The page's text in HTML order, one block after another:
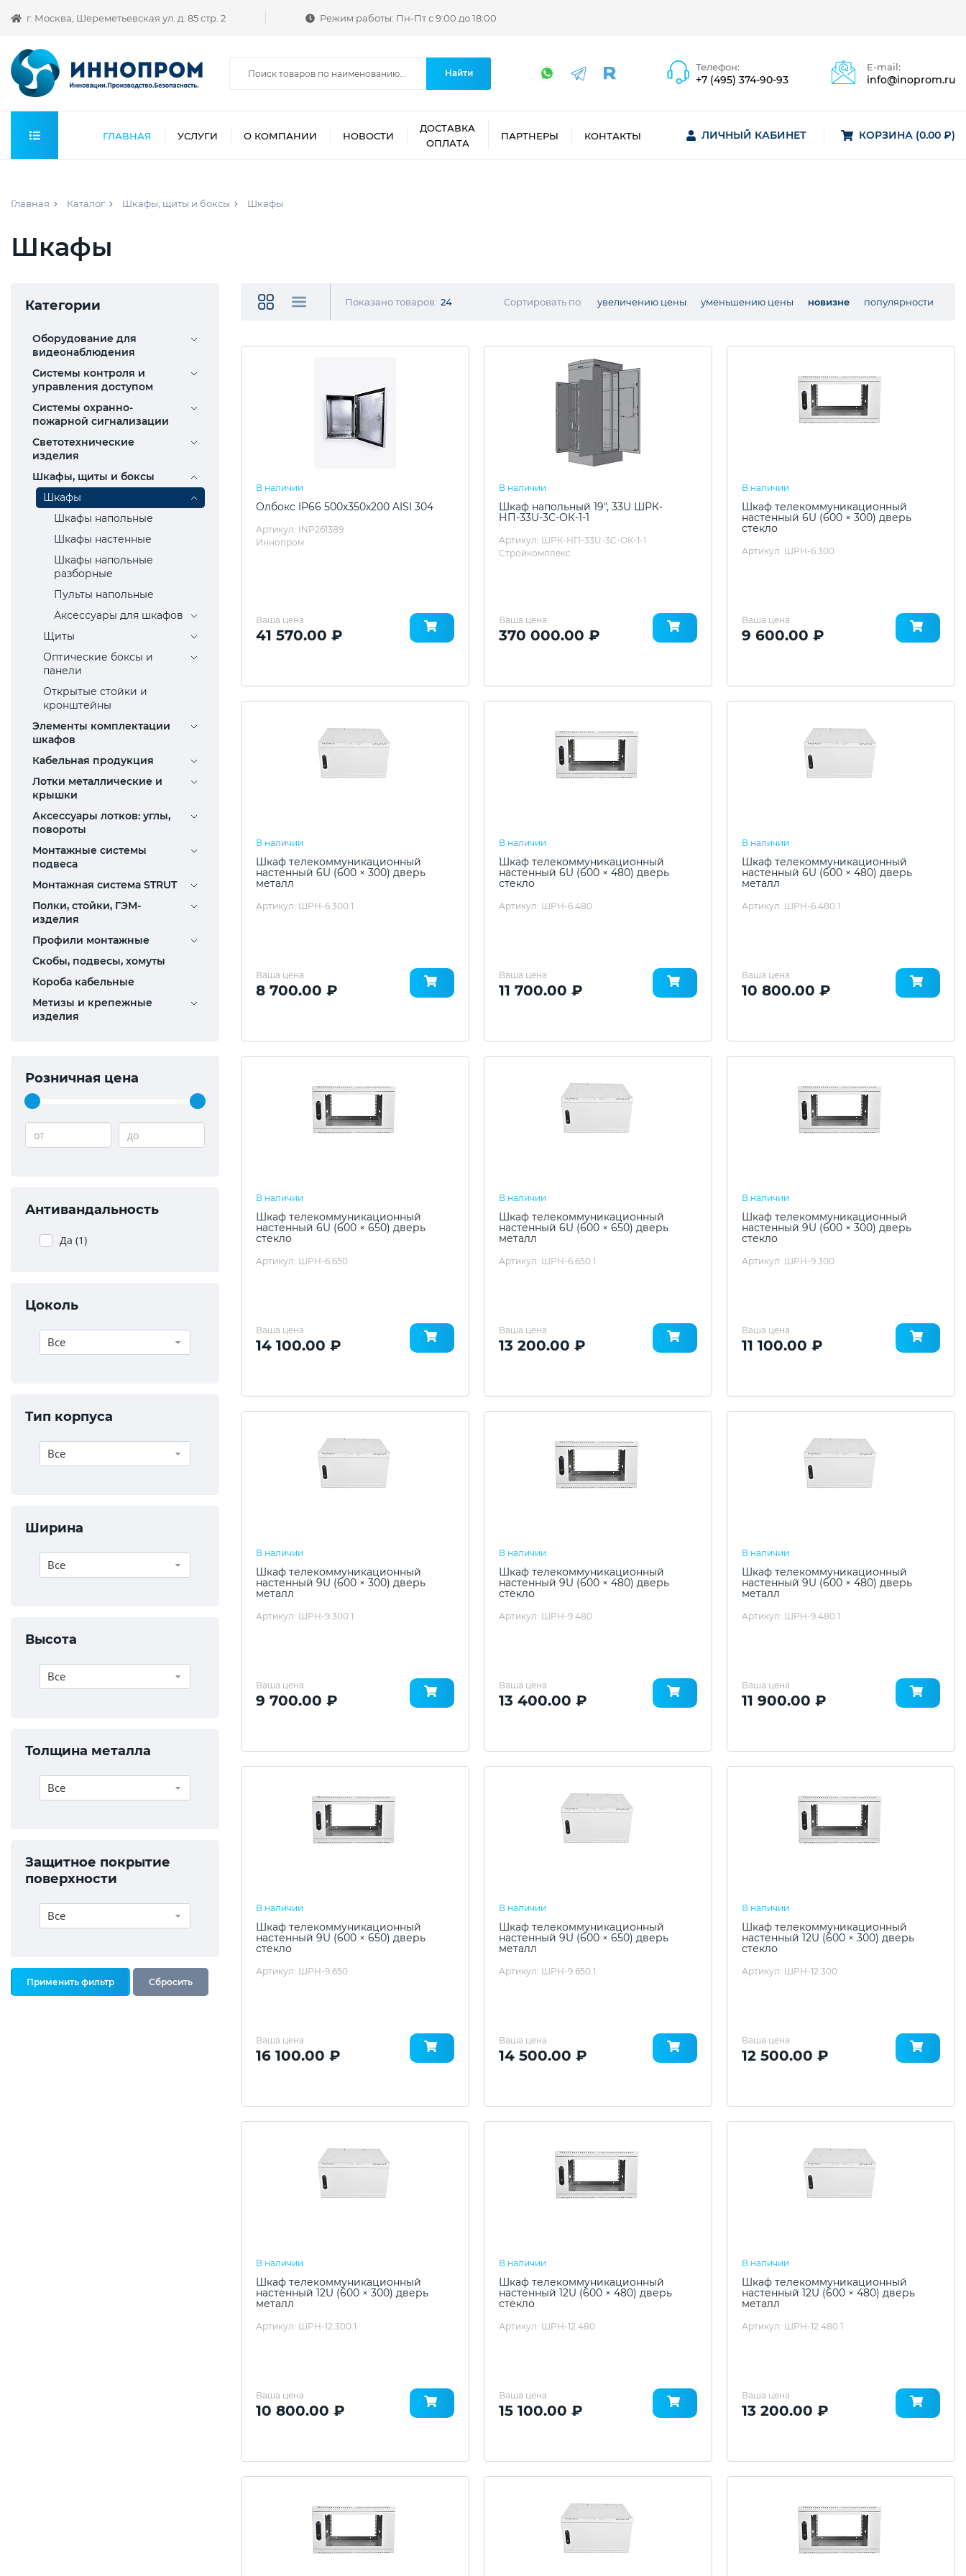
г. Москва, Шереметьевская ул. д. 85 стр. 2 Режим работы: Пн-Пт с 9:00 до 18:00
Найти
Телефон:
+7 (495) 374-90-93
E-mail:
info@inoprom.ru
ГЛАВНАЯ УСЛУГИ О КОМПАНИИ НОВОСТИ
ДОСТАВКА
ОПЛАТА
ПАРТНЕРЫ КОНТАКТЫ ЛИЧНЫЙ КАБИНЕТ КОРЗИНА (0.00 ₽)
Главная Каталог Шкафы, щиты и боксы Шкафы
Шкафы
Категории
Оборудование для
видеонаблюдения
Системы контроля и
управления доступом
Системы охранно-
пожарной сигнализации
Светотехнические
изделия
Шкафы, щиты и боксы
Шкафы
Шкафы напольные
Шкафы настенные
Шкафы напольные
разборные
Пульты напольные
Аксессуары для шкафов
Щиты
Оптические боксы и
панели
Открытые стойки и
кронштейны
Элементы комплектации
шкафов
Кабельная продукция
Лотки металлические и
крышки
Аксессуары лотков: углы,
повороты
Монтажные системы
подвеса
Монтажная система STRUT
Полки, стойки, ГЭМ-
изделия
Профили монтажные
Скобы, подвесы, хомуты
Короба кабельные
Метизы и крепежные
изделия
Розничная цена
от до
Антивандальность
Да (1)
Цоколь
Все
Тип корпуса
Все
Ширина
Все
Высота
Все
Толщина металла
Все
Защитное покрытие
поверхности
Все
Показано товаров: 24 Сортировать по: увеличению цены уменьшению цены новизне популярности
В наличии
Олбокс IP66 500х350х200 AISI 304
Артикул: INP261389
Иннопром
Ваша цена
41 570.00 ₽
В наличии
Шкаф напольный 19", 33U ШРК-
НП-33U-3C-ОК-1-1
Артикул: ШРК-НП-33U-3C-ОК-1-1
Стройкомплекс
Ваша цена
370 000.00 ₽
В наличии
Шкаф телекоммуникационный
настенный 6U (600 × 300) дверь
стекло
Артикул: ШРН-6.300
Ваша цена
9 600.00 ₽
В наличии
Шкаф телекоммуникационный
настенный 6U (600 × 300) дверь
металл
Артикул: ШРН-6.300.1
Ваша цена
8 700.00 ₽
В наличии
Шкаф телекоммуникационный
настенный 6U (600 × 480) дверь
стекло
Артикул: ШРН-6.480
Ваша цена
11 700.00 ₽
В наличии
Шкаф телекоммуникационный
настенный 6U (600 × 480) дверь
металл
Артикул: ШРН-6.480.1
Ваша цена
10 800.00 ₽
В наличии
Шкаф телекоммуникационный
настенный 6U (600 × 650) дверь
стекло
Артикул: ШРН-6.650
Ваша цена
14 100.00 ₽
В наличии
Шкаф телекоммуникационный
настенный 6U (600 × 650) дверь
металл
Артикул: ШРН-6.650.1
Ваша цена
13 200.00 ₽
В наличии
Шкаф телекоммуникационный
настенный 9U (600 × 300) дверь
стекло
Артикул: ШРН-9.300
Ваша цена
11 100.00 ₽
В наличии
Шкаф телекоммуникационный
настенный 9U (600 × 300) дверь
металл
Артикул: ШРН-9.300.1
Ваша цена
9 700.00 ₽
В наличии
Шкаф телекоммуникационный
настенный 9U (600 × 480) дверь
стекло
Артикул: ШРН-9.480
Ваша цена
13 400.00 ₽
В наличии
Шкаф телекоммуникационный
настенный 9U (600 × 480) дверь
металл
Артикул: ШРН-9.480.1
Ваша цена
11 900.00 ₽
В наличии
Шкаф телекоммуникационный
настенный 9U (600 × 650) дверь
стекло
Артикул: ШРН-9.650
Ваша цена
16 100.00 ₽
В наличии
Шкаф телекоммуникационный
настенный 9U (600 × 650) дверь
металл
Артикул: ШРН-9.650.1
Ваша цена
14 500.00 ₽
В наличии
Шкаф телекоммуникационный
настенный 12U (600 × 300) дверь
стекло
Артикул: ШРН-12.300
Ваша цена
12 500.00 ₽
В наличии
Шкаф телекоммуникационный
настенный 12U (600 × 300) дверь
металл
Артикул: ШРН-12.300.1
Ваша цена
10 800.00 ₽
В наличии
Шкаф телекоммуникационный
настенный 12U (600 × 480) дверь
стекло
Артикул: ШРН-12.480
Ваша цена
15 100.00 ₽
В наличии
Шкаф телекоммуникационный
настенный 12U (600 × 480) дверь
металл
Артикул: ШРН-12.480.1
Ваша цена
13 200.00 ₽